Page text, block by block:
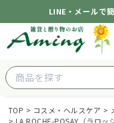
LINE・メールで
TOP コスメ・ヘルスケア
LA ROCHE-POSAY（ラロ